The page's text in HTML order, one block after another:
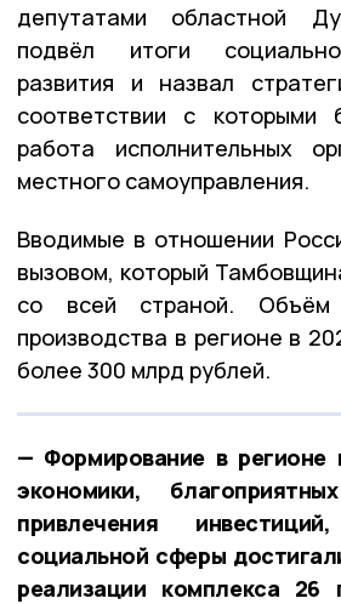
депутатами областной
подвёл итоги социально-
развития и назвал
соответствии с которыми
работа исполнительных
местного самоуправления.
Вводимые в отношении
вызовом, который
со всей страной. Объём
производства в регионе в
более 300 млрд рублей.
— Формирование в регионе
экономики,
привлечения
социальной сферы
реализации комплекса 26